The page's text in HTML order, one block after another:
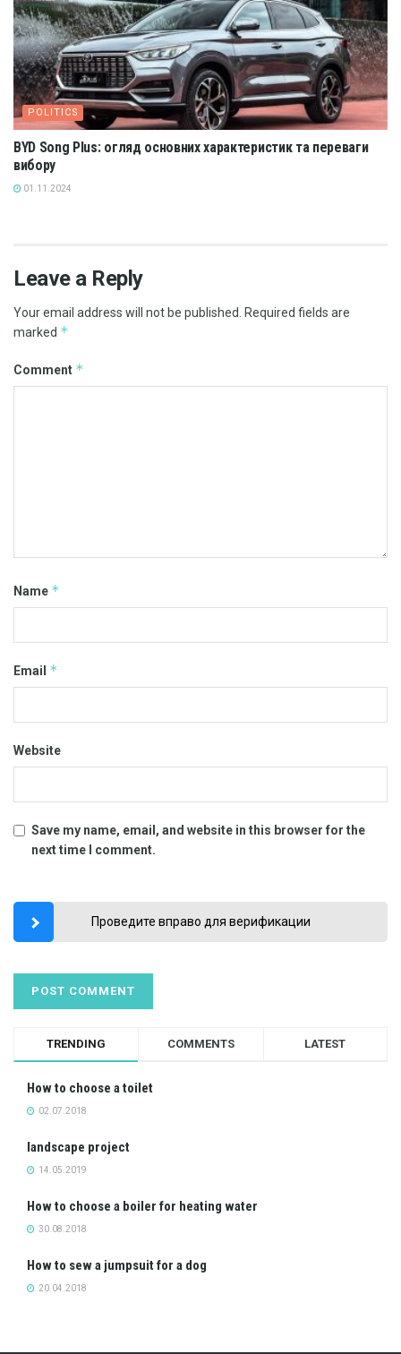
POLITICS
BYD Song Plus: огляд основних характеристик та переваги
вибору
01.11.2024
Leave a Reply
Your email address will not be published.
Required fields are
marked *
Comment *
Name *
Email *
Website
Save my name, email, and website in this browser for the
next time I comment.
Проведите вправо для верификации
TRENDING COMMENTS LATEST
How to choose a toilet
02.07.2018
landscape project
14.05.2019
How to choose a boiler for heating water
30.08.2018
How to sew a jumpsuit for a dog
20.04.2018